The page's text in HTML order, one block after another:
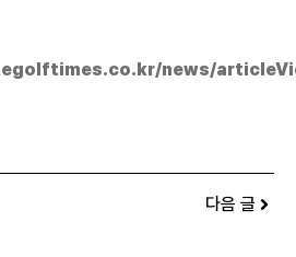
news/
다음 글